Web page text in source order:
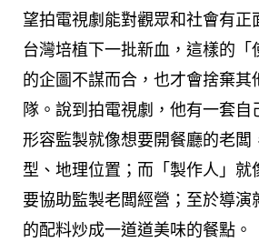
望拍電視劇能對觀眾和社會有正
台灣培植下一批新血，這樣的「
的企圖不謀而合，也才會捨棄其
隊。說到拍電視劇，他有一套自
形容監製就像想要開餐廳的老闆
型、地理位置；而「製作人」就
要協助監製老闆經營；至於導演
的配料炒成一道道美味的餐點。